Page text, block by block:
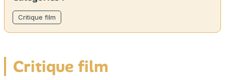
Critique film
Critique film